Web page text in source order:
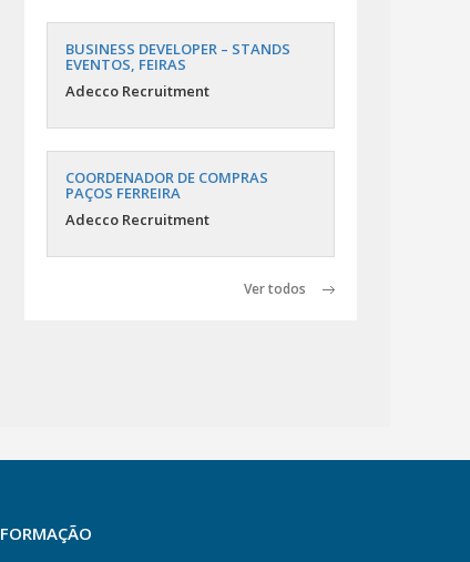
BUSINESS DEVELOPER – STANDS
EVENTOS, FEIRAS
Adecco Recruitment
COORDENADOR DE COMPRAS
PAÇOS FERREIRA
Adecco Recruitment
Ver todos
FORMAÇÃO